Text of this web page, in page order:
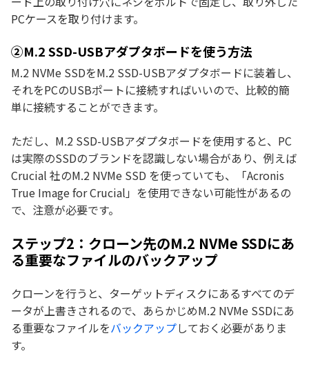
PCケースを取り付けます。
②M.2 SSD-USBアダプタボードを使う方法
M.2 NVMe SSDをM.2 SSD-USBアダプタボードに装着し、
それをPCのUSBポートに接続すればいいので、比較的簡
単に接続することができます。
ただし、M.2 SSD-USBアダプタボードを使用すると、PC
は実際のSSDのブランドを認識しない場合があり、例えば
Crucial 社のM.2 NVMe SSD を使っていても、「Acronis
True Image for Crucial」を使用できない可能性があるの
で、注意が必要です。
ステップ2：クローン先のM.2 NVMe SSDにあ
る重要なファイルのバックアップ
クローンを行うと、ターゲットディスクにあるすべてのデ
ータが上書きされるので、あらかじめM.2 NVMe SSDにあ
る重要なファイルをバックアップしておく必要がありま
す。